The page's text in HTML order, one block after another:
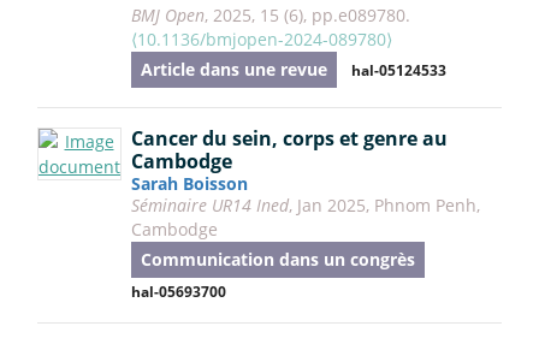
BMJ Open, 2025, 15 (6), pp.e089780.
⟨10.1136/bmjopen-2024-089780⟩
Article dans une revue
hal-05124533
Cancer du sein, corps et genre au
Cambodge
Sarah Boisson
Séminaire UR14 Ined, Jan 2025, Phnom Penh,
Cambodge
Communication dans un congrès
hal-05693700